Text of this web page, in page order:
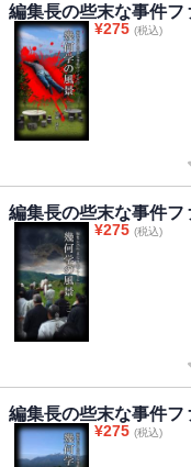
編集長の些末な事件
¥275 (税込)
編集長の些末な事件
¥275 (税込)
編集長の些末な事件
¥275 (税込)